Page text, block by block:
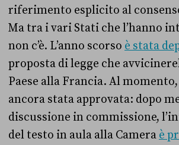
riferimento esplicito al
Ma tra i vari Stati che l’hanno
non c’è. L’anno scorso è stata
proposta di legge che
Paese alla Francia. Al
ancora stata approvata: dopo
discussione in commissione,
del testo in aula alla Camera è